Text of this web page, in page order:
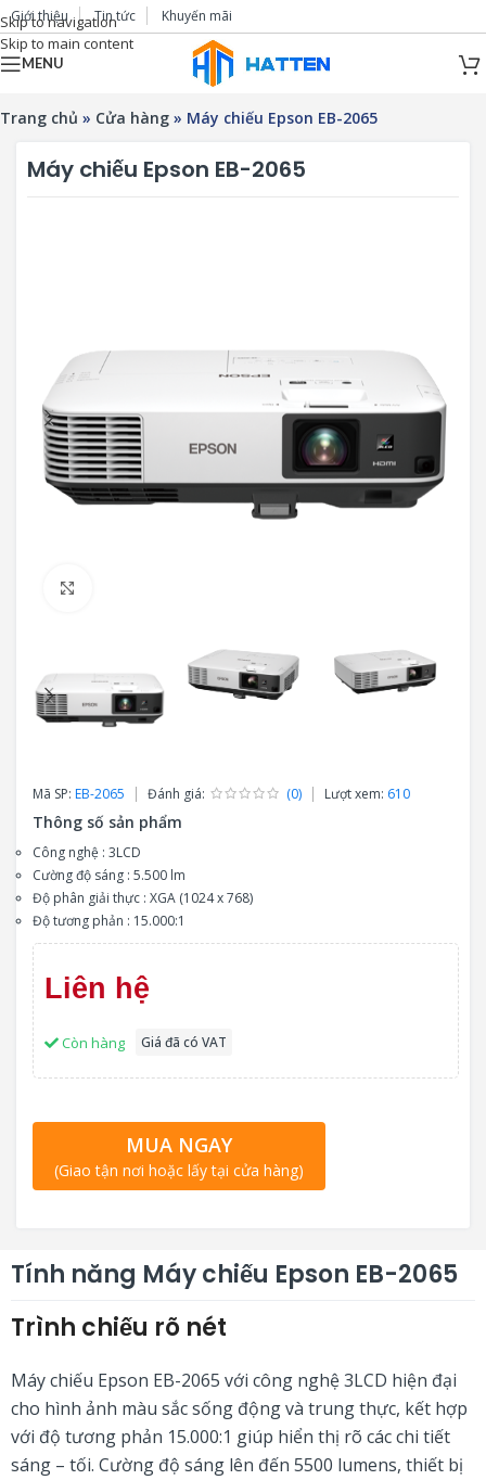
Skip to navigation
Skip to main content
Giới thiệu Tin tức Khuyến mãi
MENU
Trang chủ » Cửa hàng » Máy chiếu Epson EB-2065
Máy chiếu Epson EB-2065
Mã SP: EB-2065 Đánh giá: (0) Lượt xem: 610
Thông số sản phẩm
Công nghệ : 3LCD
Cường độ sáng : 5.500 lm
Độ phân giải thực : XGA (1024 x 768)
Độ tương phản : 15.000:1
Liên hệ
Còn hàng Giá đã có VAT
MUA NGAY
(Giao tận nơi hoặc lấy tại cửa hàng)
Tính năng Máy chiếu Epson EB-2065
Trình chiếu rõ nét
Máy chiếu Epson EB-2065 với công nghệ 3LCD hiện đại
cho hình ảnh màu sắc sống động và trung thực, kết hợp
với độ tương phản 15.000:1 giúp hiển thị rõ các chi tiết
sáng – tối. Cường độ sáng lên đến 5500 lumens, thiết bị